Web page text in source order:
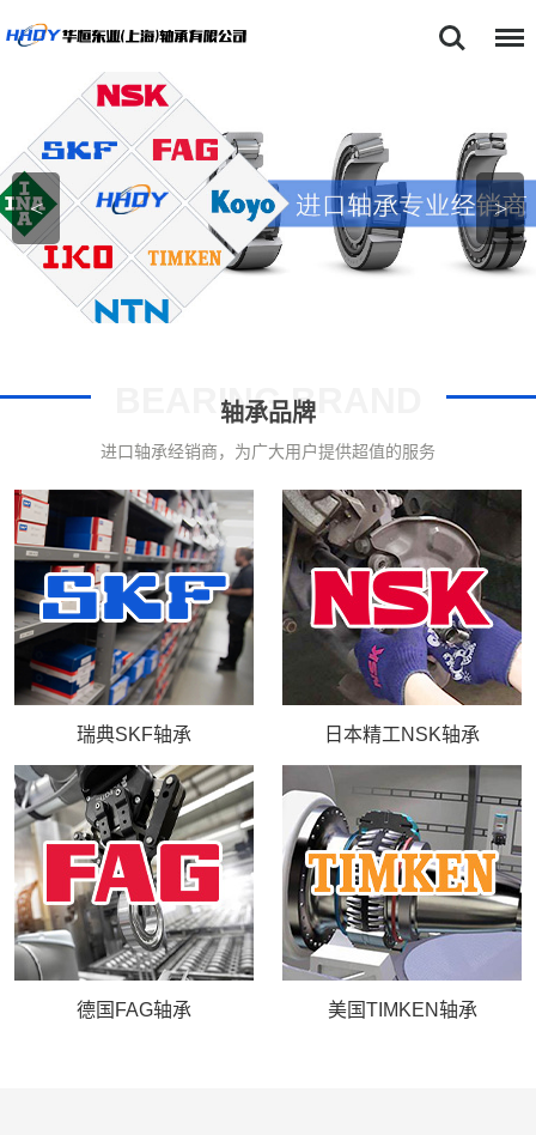
>
<
轴承品牌
BEARING BRAND
进口轴承经销商，为广大用户提供超值的服务
瑞典SKF轴承 日本精工NSK轴承
德国FAG轴承 美国TIMKEN轴承
NSK轴承
FAG轴承
TIMKEN轴承
新闻动态
型号查询
库存实力
联系我们